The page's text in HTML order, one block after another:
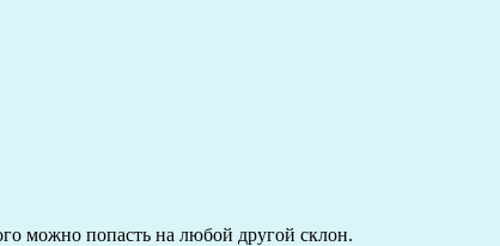
можно попасть на любой другой склон.